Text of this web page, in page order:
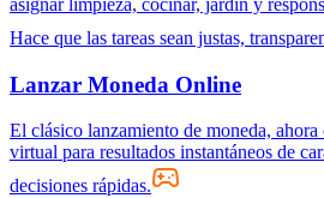
asignar limpieza, cocinar, jardín y
Hace que las tareas sean justas,
Lanzar Moneda Online
El clásico lanzamiento de moneda,
virtual para resultados instantáneos de
decisiones rápidas.